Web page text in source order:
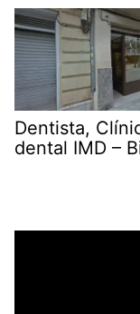
Dentista,
dental IMD –